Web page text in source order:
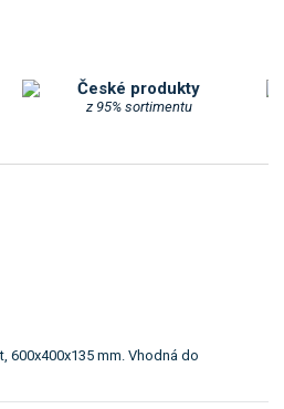
České produkty
z 95% sortimentu
600x400x135 mm. Vhodná do